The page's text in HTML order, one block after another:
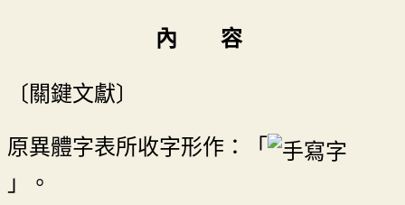
內 容
〔關鍵文獻〕
原異體字表所收字形作：「
」。